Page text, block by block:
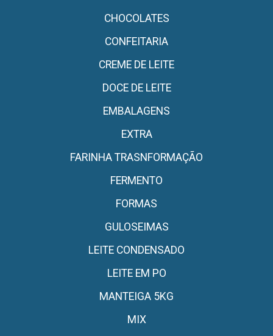
CHOCOLATES
CONFEITARIA
CREME DE LEITE
DOCE DE LEITE
EMBALAGENS
EXTRA
FARINHA TRASNFORMAÇÃO
FERMENTO
FORMAS
GULOSEIMAS
LEITE CONDENSADO
LEITE EM PO
MANTEIGA 5KG
MIX